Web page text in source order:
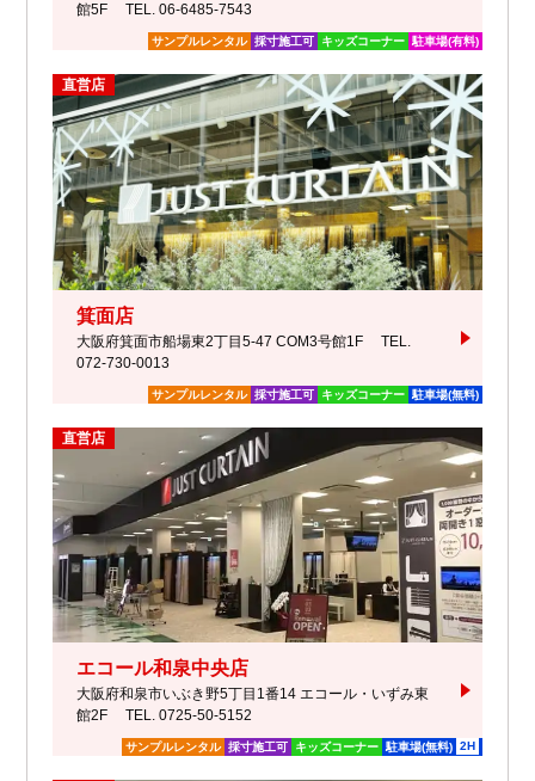
館5F
TEL. 06-6485-7543
サンプルレンタル 採寸施工可 キッズコーナー 駐車場(有料)
直営店
箕面店
大阪府箕面市船場東2丁目5-47 COM3号館1F
TEL.
072-730-0013
サンプルレンタル 採寸施工可 キッズコーナー 駐車場(無料)
直営店
エコール和泉中央店
大阪府和泉市いぶき野5丁目1番14 エコール・いずみ東
館2F
TEL. 0725-50-5152
サンプルレンタル 採寸施工可 キッズコーナー 駐車場(無料) 2H